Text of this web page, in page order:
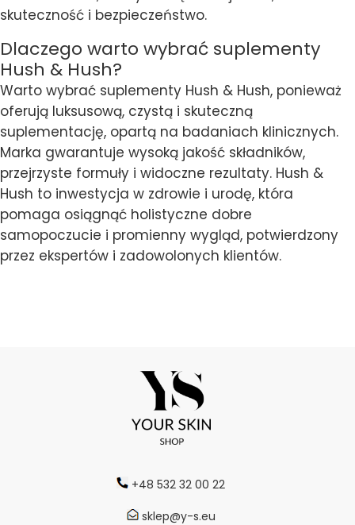
skuteczność i bezpieczeństwo.
Dlaczego warto wybrać suplementy
Hush & Hush?
Warto wybrać suplementy Hush & Hush, ponieważ
oferują luksusową, czystą i skuteczną
suplementację, opartą na badaniach klinicznych.
Marka gwarantuje wysoką jakość składników,
przejrzyste formuły i widoczne rezultaty. Hush &
Hush to inwestycja w zdrowie i urodę, która
pomaga osiągnąć holistyczne dobre
samopoczucie i promienny wygląd, potwierdzony
przez ekspertów i zadowolonych klientów.
+48 532 32 00 22
sklep@y-s.eu